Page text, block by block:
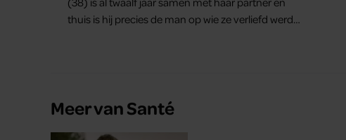
thuis is hij precies de man op wie ze verliefd werd:
Meer van Santé